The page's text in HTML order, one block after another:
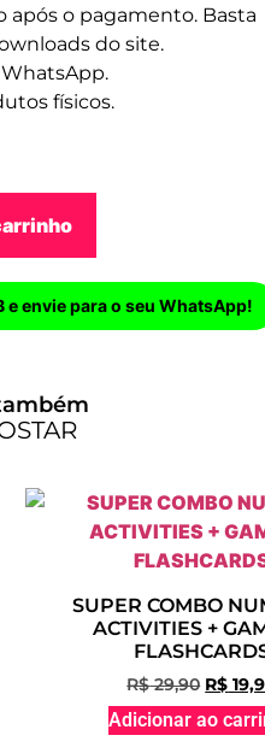
após o pagamento. Basta
do site.
físicos.
e envie para o seu WhatsApp!
SUPER COMBO
ACTIVITIES +
R$29,90 R$
Adicionar ao